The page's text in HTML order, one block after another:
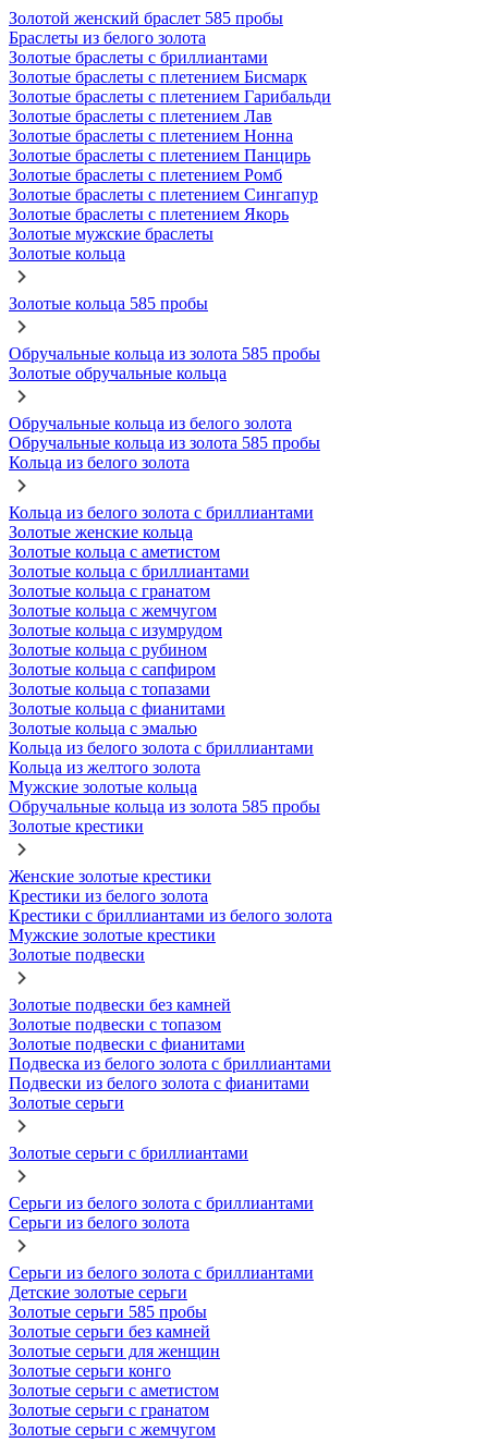
Золотой женский браслет 585 пробы
Браслеты из белого золота
Золотые браслеты с бриллиантами
Золотые браслеты с плетением Бисмарк
Золотые браслеты с плетением Гарибальди
Золотые браслеты с плетением Лав
Золотые браслеты с плетением Нонна
Золотые браслеты с плетением Панцирь
Золотые браслеты с плетением Ромб
Золотые браслеты с плетением Сингапур
Золотые браслеты с плетением Якорь
Золотые мужские браслеты
Золотые кольца
Золотые кольца 585 пробы
Обручальные кольца из золота 585 пробы
Золотые обручальные кольца
Обручальные кольца из белого золота
Обручальные кольца из золота 585 пробы
Кольца из белого золота
Кольца из белого золота с бриллиантами
Золотые женские кольца
Золотые кольца с аметистом
Золотые кольца с бриллиантами
Золотые кольца с гранатом
Золотые кольца с жемчугом
Золотые кольца с изумрудом
Золотые кольца с рубином
Золотые кольца с сапфиром
Золотые кольца с топазами
Золотые кольца с фианитами
Золотые кольца с эмалью
Кольца из белого золота с бриллиантами
Кольца из желтого золота
Мужские золотые кольца
Обручальные кольца из золота 585 пробы
Золотые крестики
Женские золотые крестики
Крестики из белого золота
Крестики с бриллиантами из белого золота
Мужские золотые крестики
Золотые подвески
Золотые подвески без камней
Золотые подвески с топазом
Золотые подвески с фианитами
Подвеска из белого золота с бриллиантами
Подвески из белого золота с фианитами
Золотые серьги
Золотые серьги с бриллиантами
Серьги из белого золота с бриллиантами
Серьги из белого золота
Серьги из белого золота с бриллиантами
Детские золотые серьги
Золотые серьги 585 пробы
Золотые серьги без камней
Золотые серьги для женщин
Золотые серьги конго
Золотые серьги с аметистом
Золотые серьги с гранатом
Золотые серьги с жемчугом